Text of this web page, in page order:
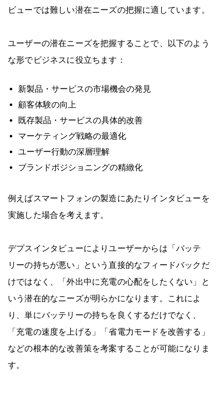
ビューでは難しい潜在ニーズの把握に適しています。
ユーザーの潜在ニーズを把握することで、以下のよう
な形でビジネスに役立ちます：
新製品・サービスの市場機会の発見
顧客体験の向上
既存製品・サービスの具体的改善
マーケティング戦略の最適化
ユーザー行動の深層理解
ブランドポジショニングの精緻化
例えばスマートフォンの製造にあたりインタビューを
実施した場合を考えます。
デプスインタビューによりユーザーからは「バッテ
リーの持ちが悪い」という直接的なフィードバックだ
けではなく、「外出中に充電の心配をしたくない」と
いう潜在的なニーズが明らかになります。これによ
り、単にバッテリーの持ちを良くするだけでなく、
「充電の速度を上げる」「省電力モードを改善する」
などの根本的な改善策を考案することが可能になりま
す。